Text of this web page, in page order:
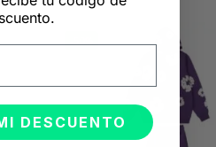
DESCUENTO